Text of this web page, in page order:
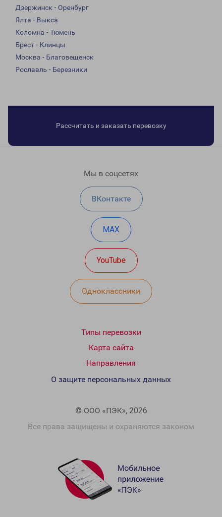
Дзержинск - Оренбург
Ялта - Выкса
Коломна - Тюмень
Брест - Клинцы
Москва - Благовещенск
Рославль - Березники
Рассчитать и заказать перевозку
Мы в соцсетях
ВКонтакте
MAX
YouTube
Одноклассники
Типы перевозки
Карта сайта
Направления
© ООО «ПЭК», 2026
Все права защищены и охраняются законом
О защите персональных данных